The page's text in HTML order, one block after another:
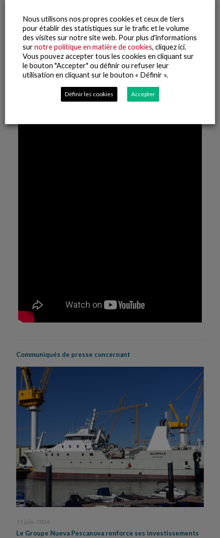
Communiqués de presse concernant
11 juin, 2026
Le Groupe Nueva Pescanova renforce ses investissements
Nous utilisons nos propres cookies et ceux de tiers
pour établir des statistiques sur le trafic et le volume
des visites sur notre site web. Pour plus d'informations
surnotre politique en matière de cookies, cliquez ici.
Vous pouvez accepter tous les cookies en cliquant sur
le bouton "Accepter" ou définir ou refuser leur
utilisation en cliquant sur le bouton « Définir ».
Définir les cookies Accepter